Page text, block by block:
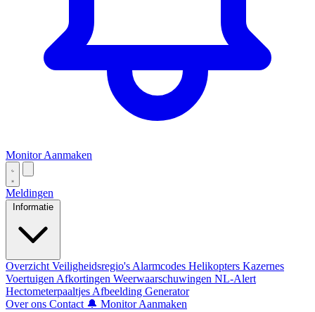
Monitor Aanmaken
Meldingen
Informatie
Overzicht Veiligheidsregio's Alarmcodes Helikopters Kazernes
Voertuigen Afkortingen Weerwaarschuwingen NL-Alert
Hectometerpaaltjes Afbeelding Generator
Over ons Contact 🔔 Monitor Aanmaken